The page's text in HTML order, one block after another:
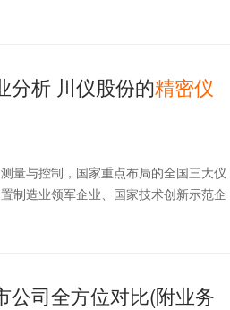
分析 川仪股份的精密仪
量与控制，国家重点布局的全国三大仪
制造业领军企业、国家技术创新示范企
公司全方位对比(附业务